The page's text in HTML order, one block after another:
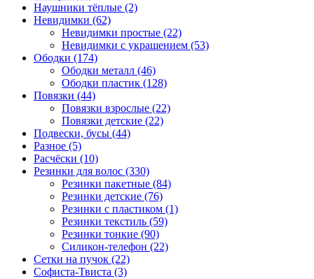
Наушники тёплые (2)
Невидимки (62)
Невидимки простые (22)
Невидимки с украшением (53)
Ободки (174)
Ободки металл (46)
Ободки пластик (128)
Повязки (44)
Повязки взрослые (22)
Повязки детские (22)
Подвески, бусы (44)
Разное (5)
Расчёски (10)
Резинки для волос (330)
Резинки пакетные (84)
Резинки детские (76)
Резинки с пластиком (1)
Резинки текстиль (59)
Резинки тонкие (90)
Силикон-телефон (22)
Сетки на пучок (22)
Софиста-Твиста (3)